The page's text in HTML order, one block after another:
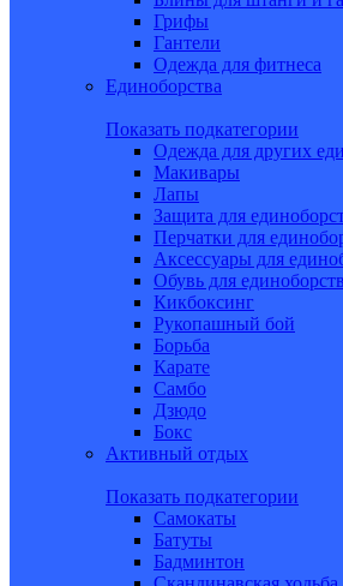
Грифы
Гантели
Одежда для фитнеса
Единоборства
Показать подкатегории
Одежда для других
Макивары
Лапы
Защита для
Перчатки для
Аксессуары для
Обувь для единоборств
Кикбоксинг
Рукопашный бой
Борьба
Карате
Самбо
Дзюдо
Бокс
Активный отдых
Показать подкатегории
Самокаты
Батуты
Бадминтон